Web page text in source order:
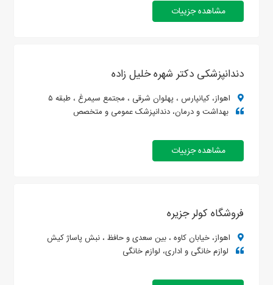
مشاهده جزییات
دندانپزشکی دکتر شهره خلیل زاده
اهواز، کیانپارس ، پهلوان شرقی ، مجتمع سیمرغ ، طبقه ۵
بهداشت و درمان، دندانپزشک عمومی و متخصص
مشاهده جزییات
فروشگاه کولر جزیره
اهواز، خیابان کاوه ، بین سعدی و حافظ ، نبش پاساژ کیش
لوازم خانگی و اداری، لوازم خانگی